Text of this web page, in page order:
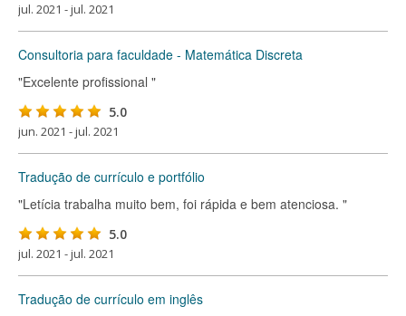
jul. 2021 - jul. 2021
Consultoria para faculdade - Matemática Discreta
"Excelente profissional "
5.0
jun. 2021 - jul. 2021
Tradução de currículo e portfólio
"Letícia trabalha muito bem, foi rápida e bem atenciosa. "
5.0
jul. 2021 - jul. 2021
Tradução de currículo em inglês